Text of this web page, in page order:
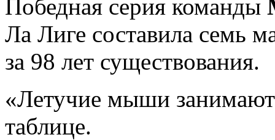
Победная серия команды
Ла Лиге составила семь
за 98 лет существования.
«Летучие мыши
таблице.